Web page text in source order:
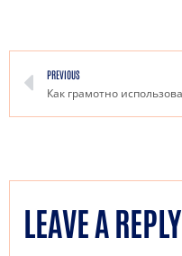
PREVIOUS
LEAVE A REPLY